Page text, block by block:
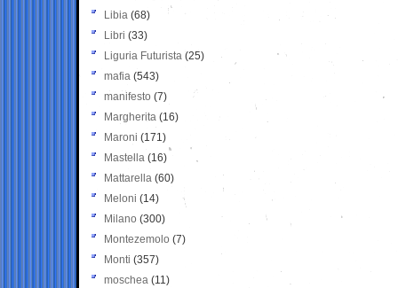
Libia (68)
Libri (33)
Liguria Futurista (25)
mafia (543)
manifesto (7)
Margherita (16)
Maroni (171)
Mastella (16)
Mattarella (60)
Meloni (14)
Milano (300)
Montezemolo (7)
Monti (357)
moschea (11)